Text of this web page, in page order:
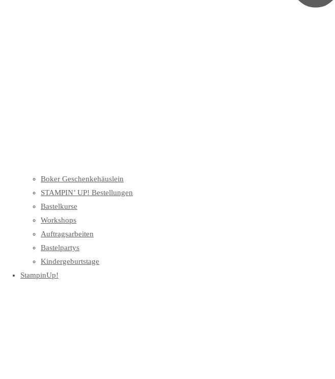
Boker Geschenkehäuslein
STAMPIN’ UP! Bestellungen
Bastelkurse
Workshops
Auftragsarbeiten
Bastelpartys
Kindergeburtstage
StampinUp!